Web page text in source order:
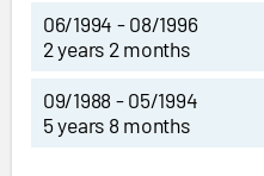
06/1994 - 08/1996
2 years 2 months
09/1988 - 05/1994
5 years 8 months